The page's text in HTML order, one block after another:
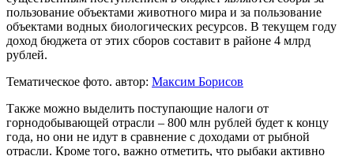
пользование объектами животного мира и за пользование
объектами водных биологических ресурсов. В текущем году
доход бюджета от этих сборов составит в районе 4 млрд
рублей.
Тематическое фото. автор: Максим Борисов
Также можно выделить поступающие налоги от
горнодобывающей отрасли – 800 млн рублей будет к концу
года, но они не идут в сравнение с доходами от рыбной
отрасли. Кроме того, важно отметить, что рыбаки активно